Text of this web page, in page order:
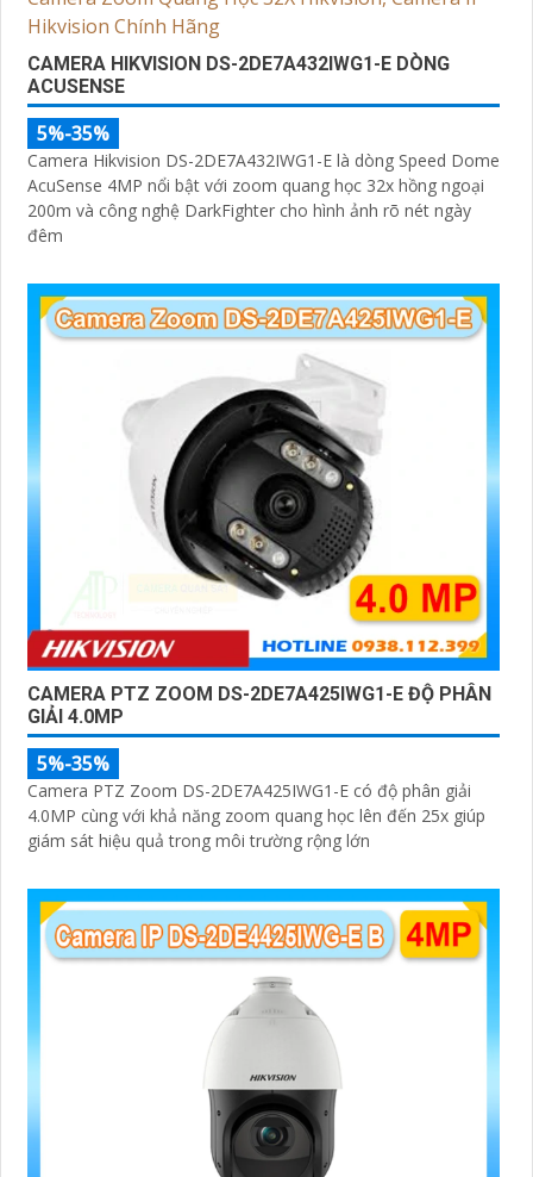
CAMERA HIKVISION DS-2DE7A432IWG1-E DÒNG
ACUSENSE
5%-35%
Camera Hikvision DS-2DE7A432IWG1-E là dòng Speed Dome
AcuSense 4MP nổi bật với zoom quang học 32x hồng ngoại
200m và công nghệ DarkFighter cho hình ảnh rõ nét ngày
đêm
CAMERA PTZ ZOOM DS-2DE7A425IWG1-E ĐỘ PHÂN
GIẢI 4.0MP
5%-35%
Camera PTZ Zoom DS-2DE7A425IWG1-E có độ phân giải
4.0MP cùng với khả năng zoom quang học lên đến 25x giúp
giám sát hiệu quả trong môi trường rộng lớn